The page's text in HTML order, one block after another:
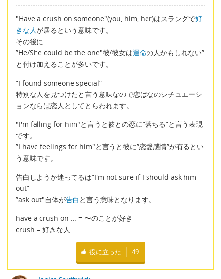
"Have a crush on someone"(you, him, her)はスラングで好
きな人が居るという意味です。
その後に
”He/She could be the one"彼/彼女は運命の人かもしれない”
と付け加えることが多いです。
”I found someone special”
特別な人を見つけたと言う意味なので恋ばなのシチュエーシ
ョンならば恋人としてとらわれます。
"I'm falling for him"と言うと彼との恋に”落ちる”と言う表現
です。
”I have feelings for him"と言うと彼に”恋愛感情”が有るとい
う意味です。
告白しようか迷ってるは”I'm not sure if I should ask him
out”
”ask out"自体が告白 と言う意味となります。
have a crush on ... = 〜のことが好き
crush = 好きな人
役に立った 49